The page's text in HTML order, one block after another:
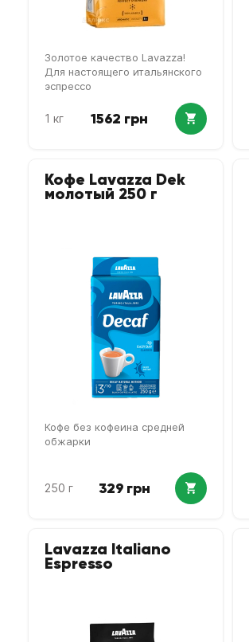
Золотое качество Lavazza!
Для настоящего итальянского
эспрессо
1 кг 1562 грн
Кофе Lavazza Dek
молотый 250 г
Кофе без кофеина средней
обжарки
250 г 329 грн
Lavazza Italiano
Espresso